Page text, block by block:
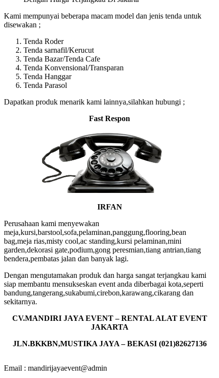
Kami mempunyai beberapa macam model dan jenis tenda untuk
disewakan ;
Tenda Roder
Tenda sarnafil/Kerucut
Tenda Bazar/Tenda Cafe
Tenda Konvensional/Transparan
Tenda Hanggar
Tenda Parasol
Dapatkan produk menarik kami lainnya,silahkan hubungi ;
Fast Respon
IRFAN
Perusahaan kami menyewakan
meja,kursi,barstool,sofa,pelaminan,panggung,flooring,bean
bag,meja rias,misty cool,ac standing,kursi pelaminan,mini
garden,dekorasi gate,podium,gong peresmian,tiang antrian,tiang
bendera,pembatas jalan dan banyak lagi.
Dengan mengutamakan produk dan harga sangat terjangkau kami
siap membantu mensukseskan event anda diberbagai kota,seperti
bandung,tangerang,sukabumi,cirebon,karawang,cikarang dan
sekitarnya.
CV.MANDIRI JAYA EVENT – RENTAL ALAT EVENT
JAKARTA
JLN.BKKBN,MUSTIKA JAYA – BEKASI (021)82627136
Email : mandirijayaevent@admin